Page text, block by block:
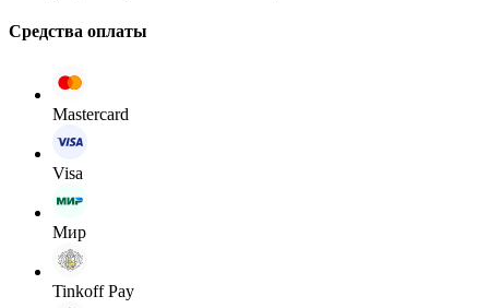
Средства оплаты
Mastercard
Visa
Мир
Tinkoff Pay